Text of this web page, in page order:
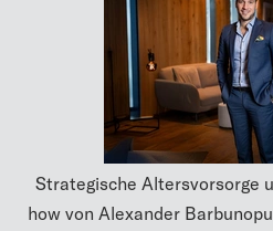
Strategische Altersvorsorge
how von Alexander